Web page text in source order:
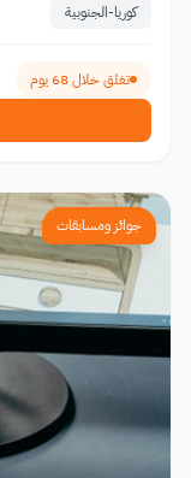
كوريا-الجنوبية
تغلق خلال 68 يوم
جوائز ومسابقات